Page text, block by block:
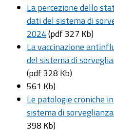
La percezione dello
dati del sistema di
2024(pdf 327 Kb)
La vaccinazione
del sistema di
(pdf 328 Kb)
561 Kb)
Le patologie croniche
sistema di
398 Kb)